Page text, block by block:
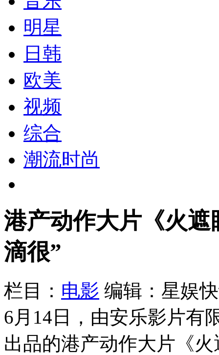
明星
日韩
欧美
视频
综合
潮流时尚
港产动作大片《火
滴很”
栏目： 电影 编辑：星娱
6月14日，由安乐影片有
出品的港产动作大片《